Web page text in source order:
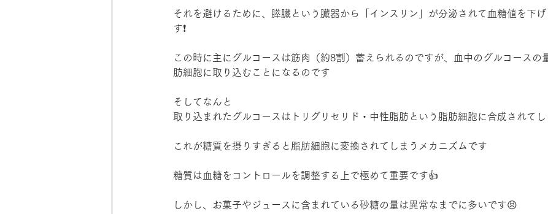
それを避けるために、膵臓という臓器から「インスリン」が分泌されて血糖値を下
す❗
この時に主にグルコースは筋肉（約8割）蓄えられるのですが、血中のグルコースの
肪細胞に取り込むことになるのです
そしてなんと
取り込まれたグルコースはトリグリセリド・中性脂肪という脂肪細胞に合成されて
これが糖質を摂りすぎると脂肪細胞に変換されてしまうメカニズムです
糖質は血糖をコントロールを調整する上で極めて重要です👍
しかし、お菓子やジュースに含まれている砂糖の量は異常なまでに多いです😣